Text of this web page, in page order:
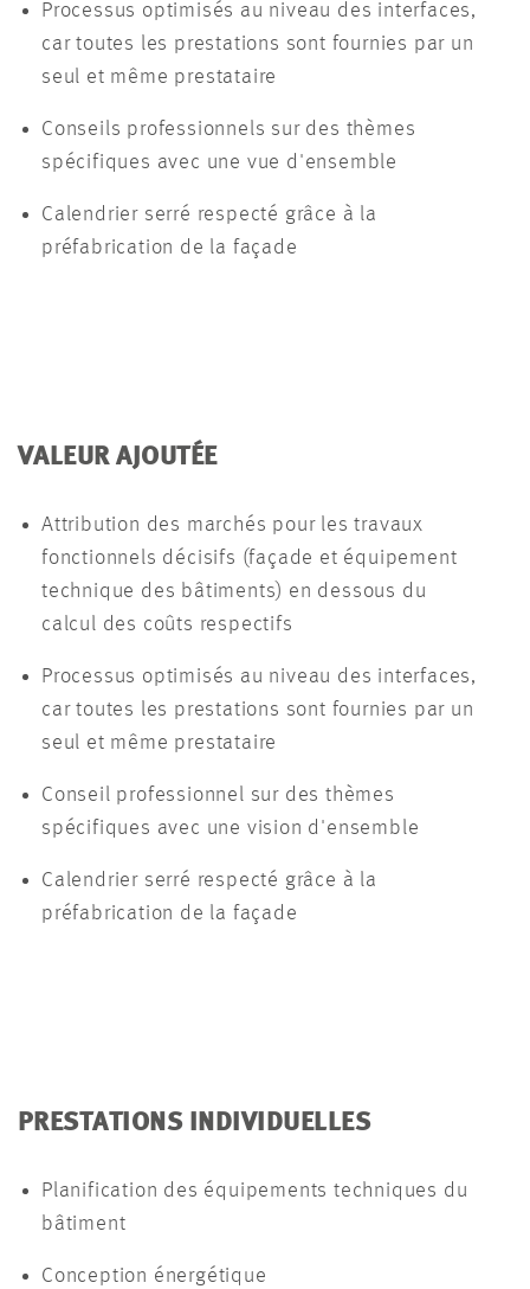
Processus optimisés au niveau des interfaces,
car toutes les prestations sont fournies par un
seul et même prestataire
Conseils professionnels sur des thèmes
spécifiques avec une vue d'ensemble
Calendrier serré respecté grâce à la
préfabrication de la façade
VALEUR AJOUTÉE
Attribution des marchés pour les travaux
fonctionnels décisifs (façade et équipement
technique des bâtiments) en dessous du
calcul des coûts respectifs
Processus optimisés au niveau des interfaces,
car toutes les prestations sont fournies par un
seul et même prestataire
Conseil professionnel sur des thèmes
spécifiques avec une vision d'ensemble
Calendrier serré respecté grâce à la
préfabrication de la façade
PRESTATIONS INDIVIDUELLES
Planification des équipements techniques du
bâtiment
Conception énergétique